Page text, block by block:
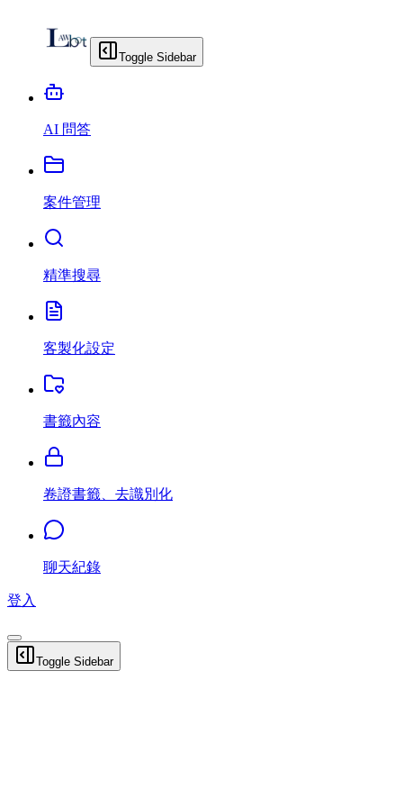
Toggle Sidebar
AI 問答
案件管理
精準搜尋
客製化設定
書籤內容
卷證書籤、去識別化
聊天紀錄
登入
Toggle Sidebar